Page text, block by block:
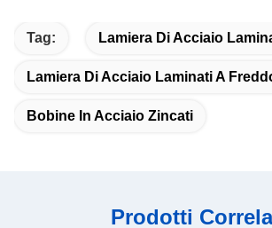
Tag: Lamiera Di Acciaio
Lamiera Di Acciaio Laminati A
Bobine In Acciaio Zincati
Prodotti